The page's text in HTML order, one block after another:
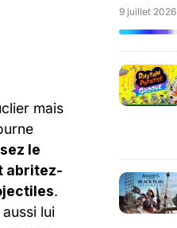
mais
le
abritez-
.
lui
9 juillet 2026